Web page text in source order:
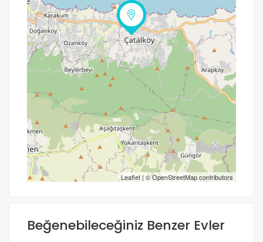
Leaflet| ©OpenStreetMapcontributors
Yol tarifi al
Beğenebileceğiniz Benzer Evler